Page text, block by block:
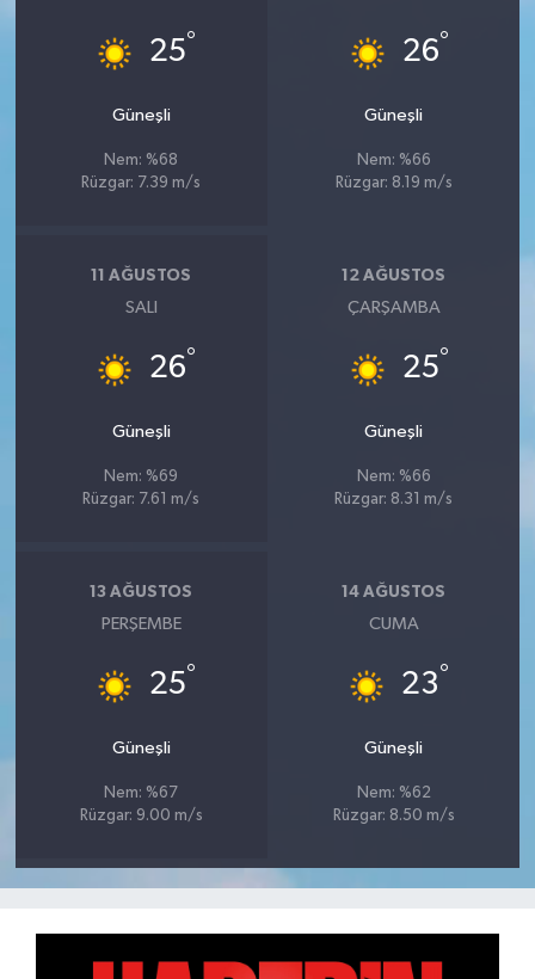
25°
Güneşli
Nem: %68
Rüzgar: 7.39 m/s
26°
Güneşli
Nem: %66
Rüzgar: 8.19 m/s
11 AĞUSTOS
SALI
26°
Güneşli
Nem: %69
Rüzgar: 7.61 m/s
12 AĞUSTOS
ÇARŞAMBA
25°
Güneşli
Nem: %66
Rüzgar: 8.31 m/s
13 AĞUSTOS
PERŞEMBE
25°
Güneşli
Nem: %67
Rüzgar: 9.00 m/s
14 AĞUSTOS
CUMA
23°
Güneşli
Nem: %62
Rüzgar: 8.50 m/s